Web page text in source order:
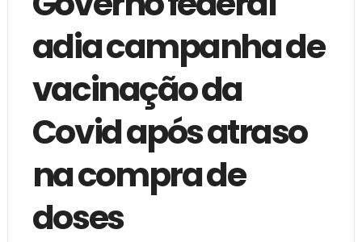
adia campanha de
vacinação da
Covid após atraso
na compra de
doses